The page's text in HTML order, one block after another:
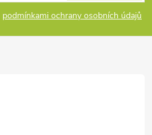
podmínkami ochrany osobních údajů